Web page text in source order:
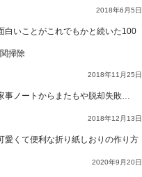
2018年6月5日
白いことがこれでもかと続いた100
掃除
2018年11月25日
事ノートからまたもや脱却失敗…
2018年12月13日
愛くて便利な折り紙しおりの作り方
2020年9月20日